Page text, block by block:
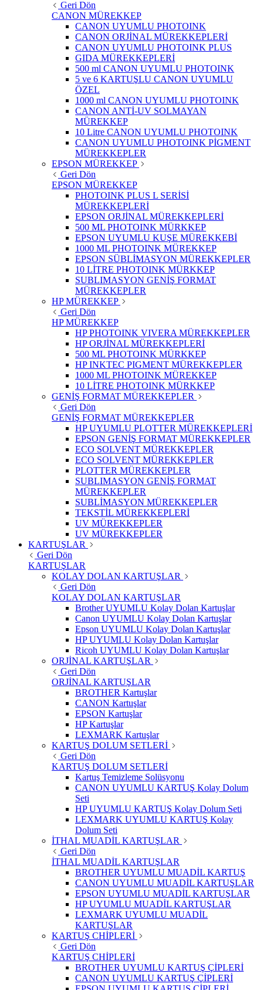
Geri Dön
CANON MÜREKKEP
CANON UYUMLU PHOTOINK
CANON ORJİNAL MÜREKKEPLERİ
CANON UYUMLU PHOTOINK PLUS
GIDA MÜREKKEPLERİ
500 ml CANON UYUMLU PHOTOINK
5 ve 6 KARTUŞLU CANON UYUMLU
ÖZEL
1000 ml CANON UYUMLU PHOTOINK
CANON ANTİ-UV SOLMAYAN
MÜREKKEP
10 Litre CANON UYUMLU PHOTOINK
CANON UYUMLU PHOTOINK PİGMENT
MÜREKKEPLER
EPSON MÜREKKEP
Geri Dön
EPSON MÜREKKEP
PHOTOINK PLUS L SERİSİ
MÜREKKEPLERİ
EPSON ORJİNAL MÜREKKEPLERİ
500 ML PHOTOINK MÜRKKEP
EPSON UYUMLU KUŞE MÜREKKEBİ
1000 ML PHOTOINK MÜREKKEP
EPSON SÜBLİMASYON MÜREKKEPLER
10 LİTRE PHOTOINK MÜRKKEP
SUBLIMASYON GENİŞ FORMAT
MÜREKKEPLER
HP MÜREKKEP
Geri Dön
HP MÜREKKEP
HP PHOTOINK VIVERA MÜREKKEPLER
HP ORJİNAL MÜREKKEPLERİ
500 ML PHOTOINK MÜRKKEP
HP INKTEC PIGMENT MÜREKKEPLER
1000 ML PHOTOINK MÜREKKEP
10 LİTRE PHOTOINK MÜRKKEP
GENİŞ FORMAT MÜREKKEPLER
Geri Dön
GENİŞ FORMAT MÜREKKEPLER
HP UYUMLU PLOTTER MÜREKKEPLERİ
EPSON GENİŞ FORMAT MÜREKKEPLER
ECO SOLVENT MÜREKKEPLER
ECO SOLVENT MÜREKKEPLER
PLOTTER MÜREKKEPLER
SUBLIMASYON GENİŞ FORMAT
MÜREKKEPLER
SUBLİMASYON MÜREKKEPLER
TEKSTİL MÜREKKEPLERİ
UV MÜREKKEPLER
UV MÜREKKEPLER
KARTUŞLAR
Geri Dön
KARTUŞLAR
KOLAY DOLAN KARTUŞLAR
Geri Dön
KOLAY DOLAN KARTUŞLAR
Brother UYUMLU Kolay Dolan Kartuşlar
Canon UYUMLU Kolay Dolan Kartuşlar
Epson UYUMLU Kolay Dolan Kartuşlar
HP UYUMLU Kolay Dolan Kartuşlar
Ricoh UYUMLU Kolay Dolan Kartuşlar
ORJİNAL KARTUŞLAR
Geri Dön
ORJİNAL KARTUŞLAR
BROTHER Kartuşlar
CANON Kartuşlar
EPSON Kartuşlar
HP Kartuşlar
LEXMARK Kartuşlar
KARTUŞ DOLUM SETLERİ
Geri Dön
KARTUŞ DOLUM SETLERİ
Kartuş Temizleme Solüsyonu
CANON UYUMLU KARTUŞ Kolay Dolum
Seti
HP UYUMLU KARTUŞ Kolay Dolum Seti
LEXMARK UYUMLU KARTUŞ Kolay
Dolum Seti
İTHAL MUADİL KARTUŞLAR
Geri Dön
İTHAL MUADİL KARTUŞLAR
BROTHER UYUMLU MUADİL KARTUŞ
CANON UYUMLU MUADİL KARTUŞLAR
EPSON UYUMLU MUADİL KARTUŞLAR
HP UYUMLU MUADİL KARTUŞLAR
LEXMARK UYUMLU MUADİL
KARTUŞLAR
KARTUŞ CHİPLERİ
Geri Dön
KARTUŞ CHİPLERİ
BROTHER UYUMLU KARTUŞ ÇİPLERİ
CANON UYUMLU KARTUŞ ÇİPLERİ